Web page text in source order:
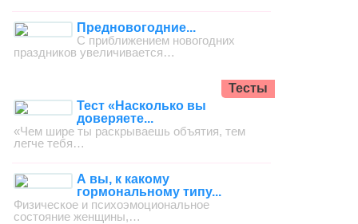
Предновогодние...
С приближением новогодних
праздников увеличивается…
Тесты
Тест «Насколько вы
доверяете...
«Чем шире ты раскрываешь объятия, тем
легче тебя…
А вы, к какому
гормональному типу...
Физическое и психоэмоциональное
состояние женщины,…